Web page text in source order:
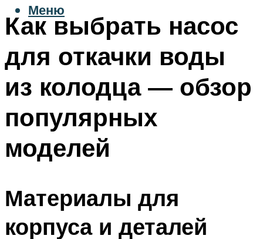
Меню
Как выбрать насос
для откачки воды
из колодца — обзор
популярных
моделей
Материалы для
корпуса и деталей